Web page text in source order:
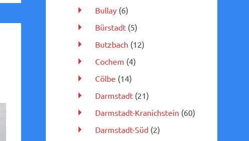
Bullay(6)
Bürstadt(5)
Butzbach (12)
Cochem (4)
Cölbe (14)
Darmstadt(21)
Darmstadt-Kranichstein (60)
Darmstadt-Süd(2)